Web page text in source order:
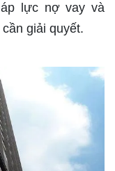
lực nợ vay và
giải quyết.